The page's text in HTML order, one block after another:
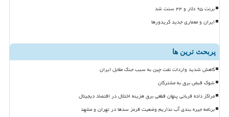
برنت ۹۵ دلار و ۴۴ سنت شد
ایران و معماری جدید کریدورها
پربحث ترین ها
کاهش شدید واردات نفت چین به سبب جنگ مقابل ایران
شوک قبض برق به مشترکان
مراکز داده قربانی پنهان قطعی برق هزینه اختلال در اقتصاد دیجیتال
برنامه جیره بندی آب نداریم وضعیت قرمز سدها در تهران و مشهد